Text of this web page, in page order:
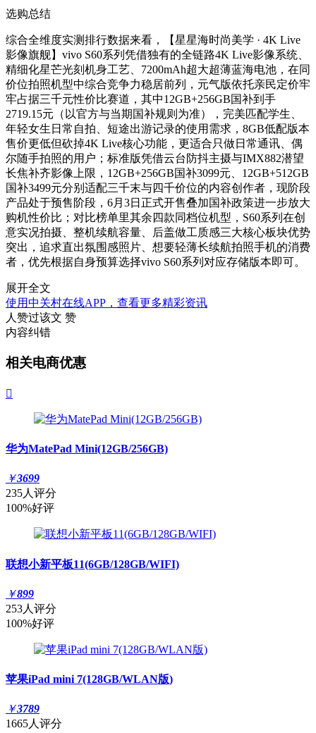
选购总结
综合全维度实测排行数据来看，【星星海时尚美学 · 4K Live
影像旗舰】vivo S60系列凭借独有的全链路4K Live影像系统、
精细化星芒光刻机身工艺、7200mAh超大超薄蓝海电池，在同
价位拍照机型中综合竞争力稳居前列，元气版依托亲民定价牢
牢占据三千元性价比赛道，其中12GB+256GB国补到手
2719.15元（以官方与当期国补规则为准），完美匹配学生、
年轻女生日常自拍、短途出游记录的使用需求，8GB低配版本
售价更低但砍掉4K Live核心功能，更适合只做日常通讯、偶
尔随手拍照的用户；标准版凭借云台防抖主摄与IMX882潜望
长焦补齐影像上限，12GB+256GB国补3099元、12GB+512GB
国补3499元分别适配三千末与四千价位的内容创作者，现阶段
产品处于预售阶段，6月3日正式开售叠加国补政策进一步放大
购机性价比；对比榜单里其余四款同档位机型，S60系列在创
意实况拍摄、整机续航容量、后盖做工质感三大核心板块优势
突出，追求直出氛围感照片、想要轻薄长续航拍照手机的消费
者，优先根据自身预算选择vivo S60系列对应存储版本即可。
展开全文
使用中关村在线APP，查看更多精彩资讯
人赞过该文 赞
内容纠错
相关电商优惠

华为MatePad Mini(12GB/256GB)
￥3699
235人评分
100%好评
联想小新平板11(6GB/128GB/WIFI)
￥899
253人评分
100%好评
苹果iPad mini 7(128GB/WLAN版)
￥3789
1665人评分